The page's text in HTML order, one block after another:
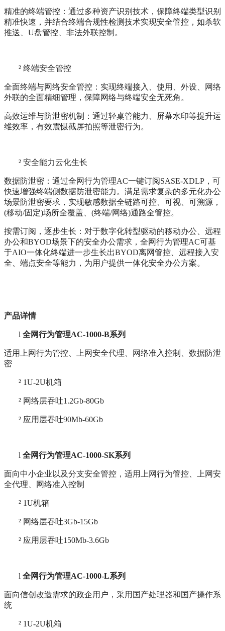
精准的终端管控：通过多种资产识别技术，保障终端类型识别
精准快速，并结合终端合规性检测技术实现安全管控，如杀软
推送、U盘管控、非法外联控制。
² 终端安全管控
全面终端与网络安全管控：实现终端接入、使用、外设、网络
外联的全面精细管理，保障网络与终端安全无死角。
高效运维与防泄密机制：通过轻桌管能力、屏幕水印等提升运
维效率，有效震慑截屏拍照等泄密行为。
² 安全能力云化生长
数据防泄密：通过全网行为管理AC一键订阅SASE-XDLP，可
快速增强终端侧数据防泄密能力。满足需求复杂的多元化办公
场景防泄密要求，实现敏感数据全链路可控、可视、可溯源，
(移动/固定)场所全覆盖、(终端/网络)通路全管控。
按需订阅，逐步生长：对于数字化转型驱动的移动办公、远程
办公和BYOD场景下的安全办公需求，全网行为管理AC可基
于AIO一体化终端进一步生长出BYOD离网管控、远程接入安
全、端点安全等能力，为用户提供一体化安全办公方案。
产品详情
l 全网行为管理AC-1000-B系列
适用上网行为管控、上网安全代理、网络准入控制、数据防泄
密
² 1U-2U机箱
² 网络层吞吐1.2Gb-80Gb
² 应用层吞吐90Mb-60Gb
l 全网行为管理AC-1000-SK系列
面向中小企业以及分支安全管控，适用上网行为管控、上网安
全代理、网络准入控制
² 1U机箱
² 网络层吞吐3Gb-15Gb
² 应用层吞吐150Mb-3.6Gb
l 全网行为管理AC-1000-L系列
面向信创改造需求的政企用户，采用国产处理器和国产操作系
统
² 1U-2U机箱